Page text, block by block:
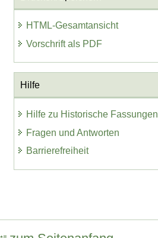
HTML-Gesamtansicht
Vorschrift als PDF
Hilfe
Hilfe zu Historische Fassungen
Fragen und Antworten
Barrierefreiheit